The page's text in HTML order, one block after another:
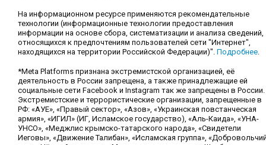
На информационном ресурсе применяются рекомендательные
технологии (информационные технологии предоставления
информации на основе сбора, систематизации и анализа сведений,
относящихся к предпочтениям пользователей сети "Интернет",
находящихся на территории Российской Федерации)". Подробнее
*Meta Platforms признана экстремистской организацией, её
деятельность в России запрещена, а также принадлежащие ей
социальные сети Facebook и Instagram так же запрещены в России.
Экстремистские и террористические организации, запрещенные в
РФ: «АУЕ», «Правый сектор», «Азов», «Украинская повстанческая
армия», «ИГИЛ» (ИГ, Исламское государство), «Аль-Каида», «УНА-
УНСО», «Меджлис крымско-татарского народа», «Свидетели
Иеговы», «Движение Талибан», «Исламская группа»,